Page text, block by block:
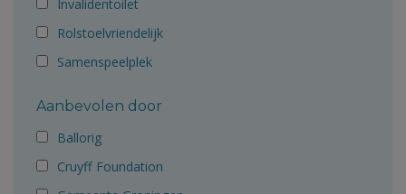
Invalidentoilet
Rolstoelvriendelijk
Samenspeelplek
Aanbevolen door
Ballorig
Cruyff Foundation